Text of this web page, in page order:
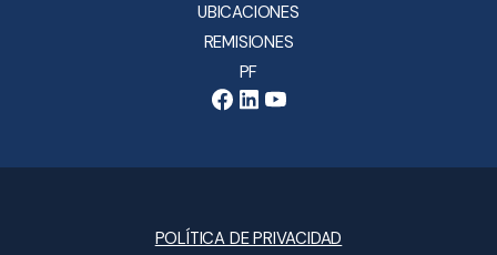
UBICACIONES
REMISIONES
PF
POLÍTICA DE PRIVACIDAD